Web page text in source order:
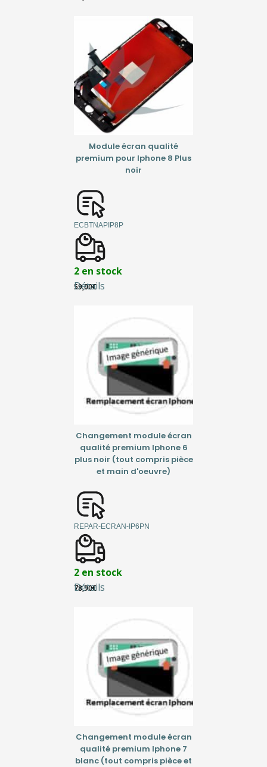
Détails
Module écran qualité
premium pour Iphone 8 Plus
noir
ECBTNAPIP8P
2 en stock
59,00€
Détails
Changement module écran
qualité premium Iphone 6
plus noir (tout compris pièce
et main d'oeuvre)
REPAR-ECRAN-IP6PN
2 en stock
78,90€
Changement module écran
qualité premium Iphone 7
blanc (tout compris pièce et